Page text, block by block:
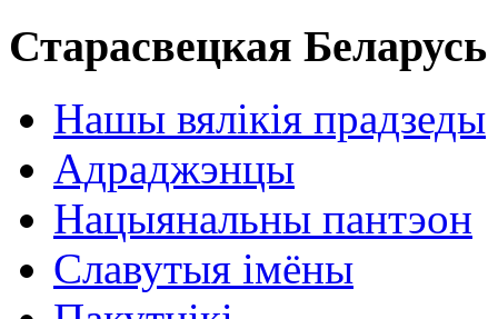
Старасвецкая Беларусь
Нашы вялікія прадзеды
Адраджэнцы
Нацыянальны пантэон
Славутыя імёны